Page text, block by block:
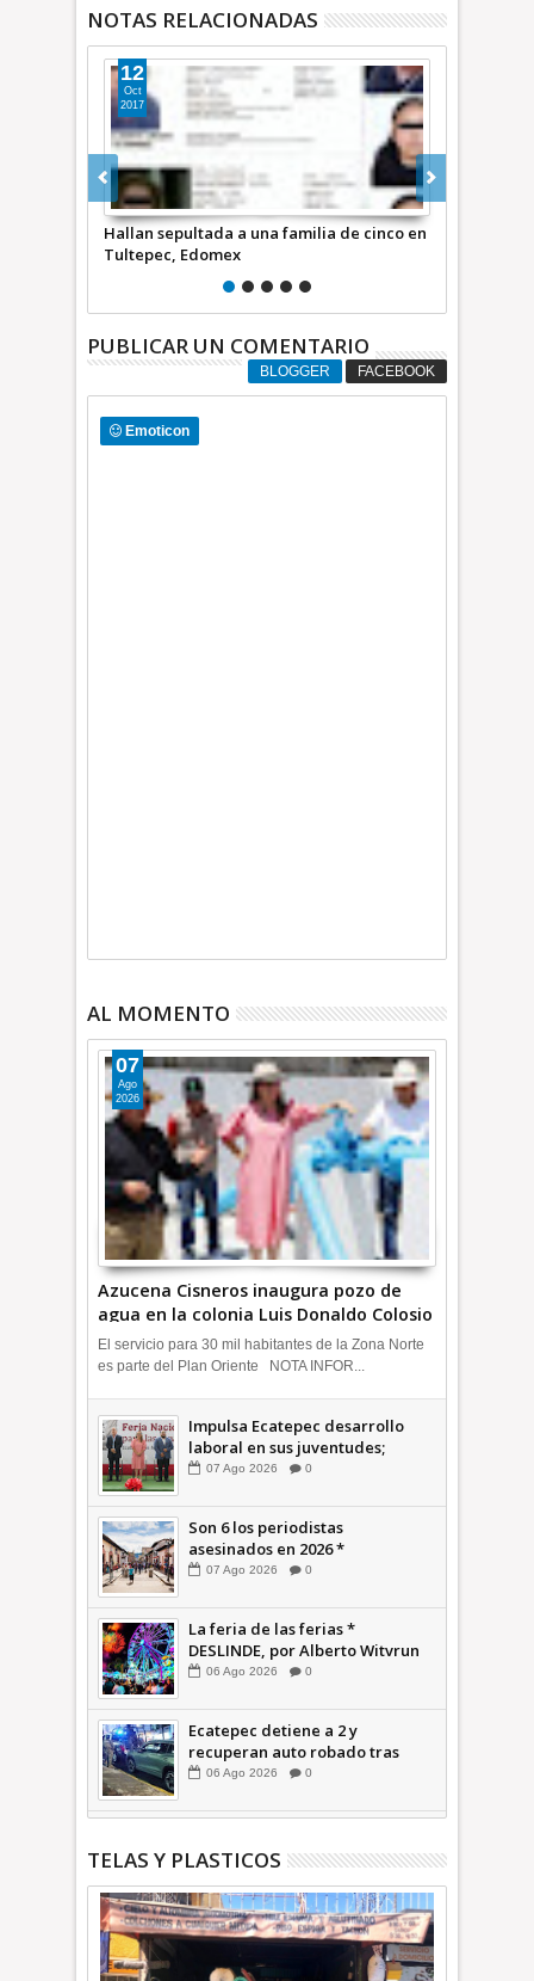
NOTAS RELACIONADAS
Detenido otro de los homicidas de 5
integrantes de una familia de Ecatepec
21
Feb
2016
PUBLICAR UN COMENTARIO
BLOGGER FACEBOOK
Emoticon
AL MOMENTO
Azucena Cisneros inaugura pozo de
agua en la colonia Luis Donaldo Colosio
+Video | INFORMATIVA
07
Ago
2026
El servicio para 30 mil habitantes de la Zona Norte
es parte del Plan Oriente NOTA INFOR...
Impulsa Ecatepec desarrollo
laboral en sus juventudes;
inauguran Feria de Empleo y
INFORMATIVA
07 Ago 2026 0
Son 6 los periodistas
asesinados en 2026 *
COMENTARIO A TIEMPO
07 Ago 2026 0
La feria de las ferias *
DESLINDE, por Alberto Witvrun
06 Ago 2026 0
Ecatepec detiene a 2 y
recuperan auto robado tras
operativo con Tecámac +Video
06 Ago 2026 0
TELAS Y PLASTICOS